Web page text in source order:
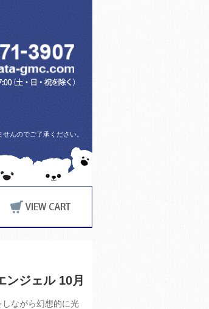
んのでご了承ください。
ンジェル 10月
ながら幻想的に光